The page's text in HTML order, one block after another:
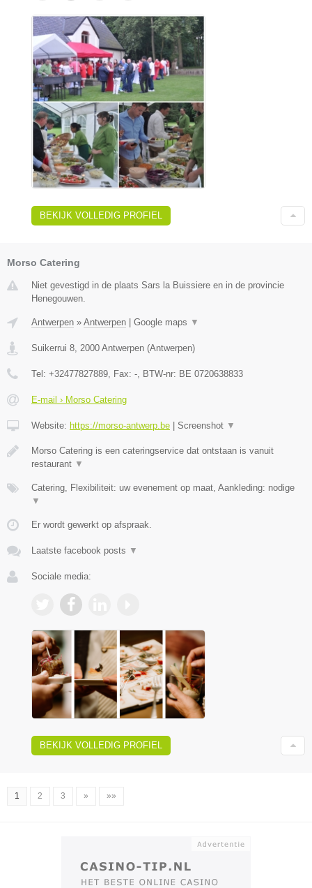
BEKIJK VOLLEDIG PROFIEL
Morso Catering
Niet gevestigd in de plaats Sars la Buissiere en in de provincie
Henegouwen.
Antwerpen » Antwerpen | Google maps ▼
Suikerrui 8 2000 Antwerpen (Antwerpen)
Tel: +32477827889 , Fax: - , BTW-nr: BE 0720638833
E-mail › Morso Catering
Website: https://morso-antwerp.be | Screenshot ▼
Morso Catering is een cateringservice dat ontstaan is vanuit
restaurant ▼
Catering, Flexibiliteit: uw evenement op maat, Aankleding: nodige
▼
Er wordt gewerkt op afspraak.
Laatste facebook posts ▼
Sociale media:
BEKIJK VOLLEDIG PROFIEL
1 2 3 » »»